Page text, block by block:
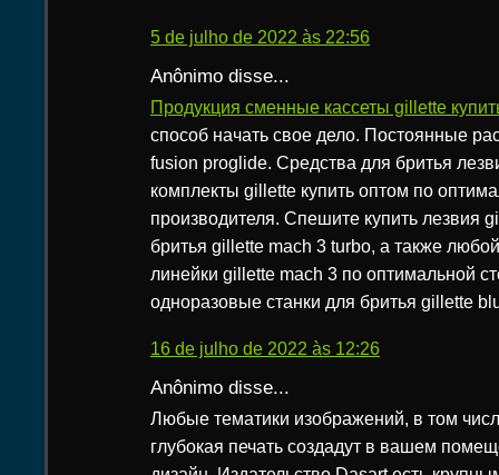
5 de julho de 2022 às 22:56
Anônimo disse...
Продукция сменные кассеты gillette
способ начать свое дело. Постоянные
fusion proglide. Средства для бритья
комплекты gillette купить оптом по
производителя. Спешите купить лезвия
бритья gillette mach 3 turbo, а также
линейки gillette mach 3 по оптимальной
одноразовые станки для бритья gillette
16 de julho de 2022 às 12:26
Anônimo disse...
Любые тематики изображений, в том
глубокая печать создадут в вашем